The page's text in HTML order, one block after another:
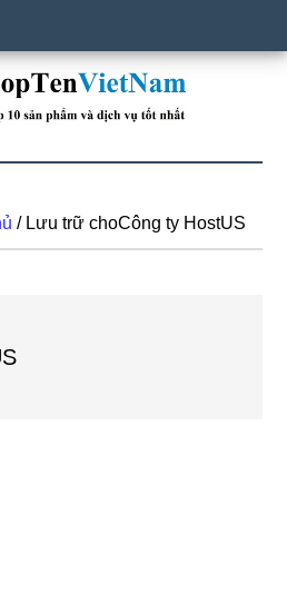
/Lưu trữ choCông ty HostUS